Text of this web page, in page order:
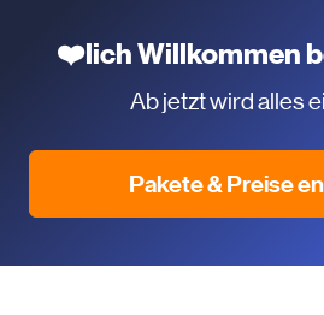
❤️lich Willkommen
Ab jetzt wird alles
Pakete & Preise